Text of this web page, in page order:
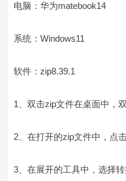
电脑：华为matebook14
系统：Windows11
软件：zip8.39.1
1、双击zip文件在桌面中，
2、在打开的zip文件中，点
3、在展开的工具中，选择转